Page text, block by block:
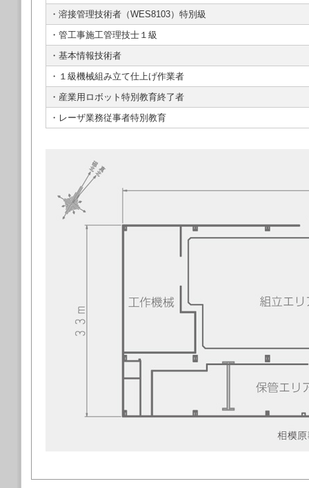
・溶接管理技術者（WES8103）特別級
・管工事施工管理技士１級
・基本情報技術者
・１級機械組み立て仕上げ作業者
・産業用ロボット特別教育終了者
・レーザ業務従事者特別教育